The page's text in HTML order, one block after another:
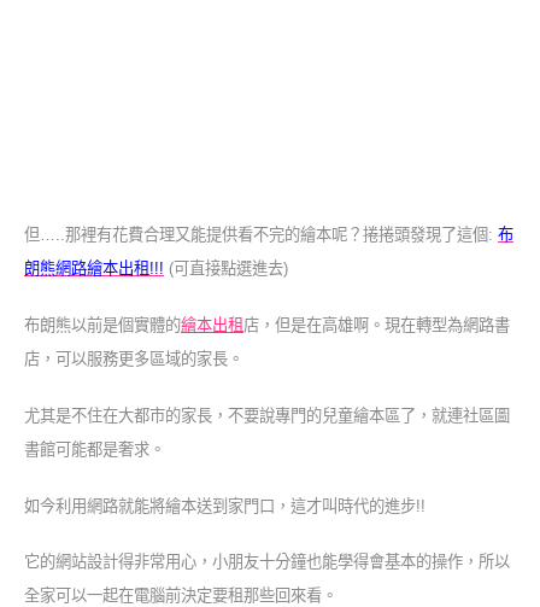
但…..那裡有花費合理又能提供看不完的繪本呢？捲捲頭發現了這個: 布
朗熊網路繪本出租!!! (可直接點選進去)
布朗熊以前是個實體的繪本出租 店，但是在高雄啊。現在轉型為網路書
店，可以服務更多區域的家長。
尤其是不住在大都市的家長，不要說專門的兒童繪本區了，就連社區圖
書館可能都是奢求。
如今利用網路就能將繪本送到家門口，這才叫時代的進步!!
它的網站設計得非常用心，小朋友十分鐘也能學得會基本的操作，所以
全家可以一起在電腦前決定要租那些回來看。